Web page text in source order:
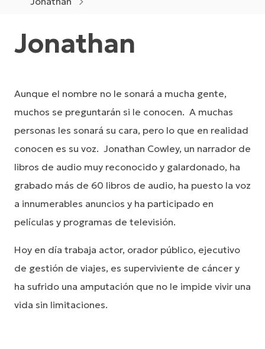
Jonathan
Aunque el nombre no le sonará a mucha gente,
muchos se preguntarán si le conocen. A muchas
personas les sonará su cara, pero lo que en realidad
conocen es su voz. Jonathan Cowley, un narrador de
libros de audio muy reconocido y galardonado, ha
grabado más de 60 libros de audio, ha puesto la voz
a innumerables anuncios y ha participado en
películas y programas de televisión.
Hoy en día trabaja actor, orador público, ejecutivo
de gestión de viajes, es superviviente de cáncer y
ha sufrido una amputación que no le impide vivir una
vida sin limitaciones.